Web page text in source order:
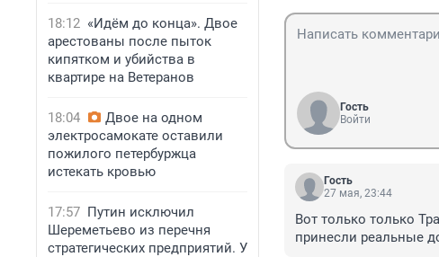
18:12 «Идём до конца». Двое
арестованы после пыток
кипятком и убийства в
квартире на Ветеранов
18:04
Двое на одном
электросамокате оставили
пожилого петербуржца
истекать кровью
17:57 Путин исключил
Шереметьево из перечня
стратегических предприятий. У
Гость
Войти
Гость
27 мая, 23:44
Вот только только
принесли реальные